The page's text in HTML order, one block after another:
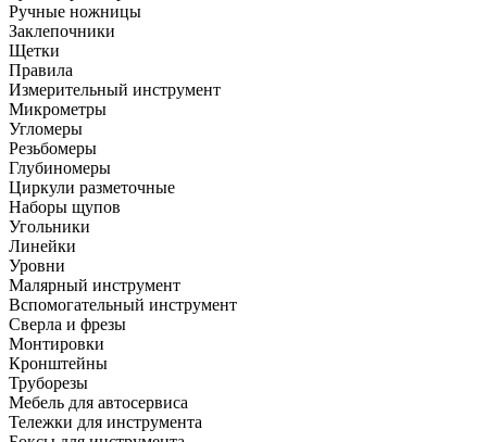
Ручные ножницы
Заклепочники
Щетки
Правила
Измерительный инструмент
Микрометры
Угломеры
Резьбомеры
Глубиномеры
Циркули разметочные
Наборы щупов
Угольники
Линейки
Уровни
Малярный инструмент
Вспомогательный инструмент
Сверла и фрезы
Монтировки
Кронштейны
Труборезы
Мебель для автосервиса
Тележки для инструмента